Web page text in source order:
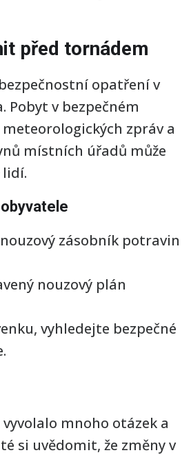
před tornádem
opatření v
Pobyt v bezpečném
zpráv a
místních úřadů může
zásobník potravin
nouzový plán
vyhledejte bezpečné
mnoho otázek a
si uvědomit, že změny v